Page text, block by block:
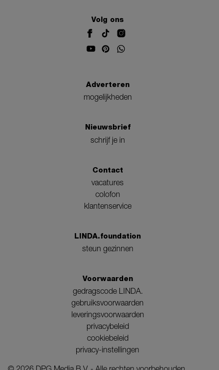
Volg ons
Adverteren
mogelijkheden
Nieuwsbrief
schrijf je in
Contact
vacatures
colofon
klantenservice
LINDA.foundation
steun gezinnen
Voorwaarden
gedragscode LINDA.
gebruiksvoorwaarden
leveringsvoorwaarden
privacybeleid
cookiebeleid
privacy-instellingen